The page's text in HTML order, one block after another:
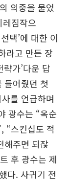
의중을 물었
짐작으
택’에 대한 이
라고 만든 장
가’다운 답
들어줬던 첫
를 언급하며
광수는 “옥순
“스킨십도 적
해주면 되잖
후 광수는 제
다. 사귀기 전